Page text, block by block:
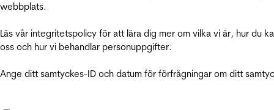
webbplats.
Läs vår integritetspolicy för att lära dig mer om vilka vi är, hur du
oss och hur vi behandlar personuppgifter.
Ange ditt samtyckes-ID och datum för förfrågningar om ditt